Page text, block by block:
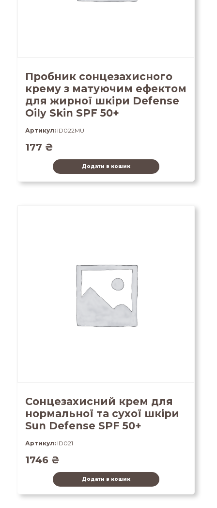
Пробник сонцезахисного
крему з матуючим ефектом
для жирної шкіри Defense
Oily Skin SPF 50+
Артикул: ID022MU
177 ₴
Додати в кошик
Сонцезахисний крем для
нормальної та сухої шкіри
Sun Defense SPF 50+
Артикул: ID021
1746 ₴
Додати в кошик